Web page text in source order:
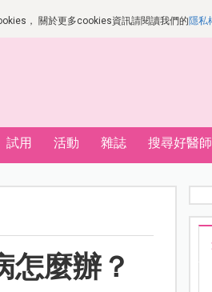
， 關於更多cookies資訊請閱讀我們的隱私
試用 活動 雜誌 搜尋好醫師
怎麼辦？